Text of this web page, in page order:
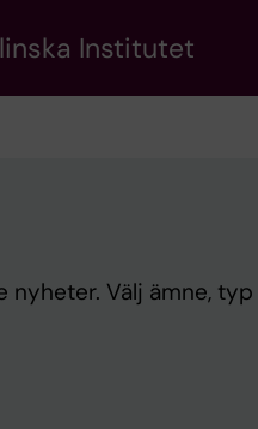
Institutet
nyheter. Välj ämne,